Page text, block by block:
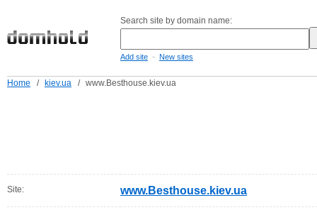
Search site by domain name:
Add site - New sites
Home / kiev.ua / www.Besthouse.kiev.ua
Site: www.Besthouse.kiev.ua